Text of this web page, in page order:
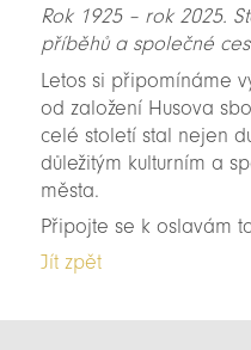
Rok 1925 – rok 2025.
příběhů a společné
Letos si připomínáme
od založení Husova
celé století stal nejen
důležitým kulturním a
města.
Připojte se k oslavám
Jít zpět